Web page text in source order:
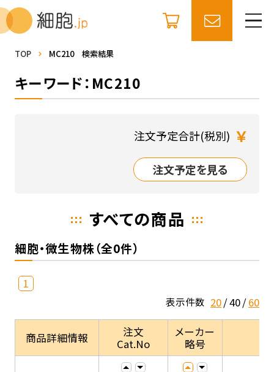
TOP MC210 検索結果
キーワード：MC210
注文予定合計(税別) ￥
注文予定を見る
すべての商品
細胞・微生物株（全0件）
1
表示件数 20 40 60
商品詳細情報
注文
Cat.No
メーカー
略号